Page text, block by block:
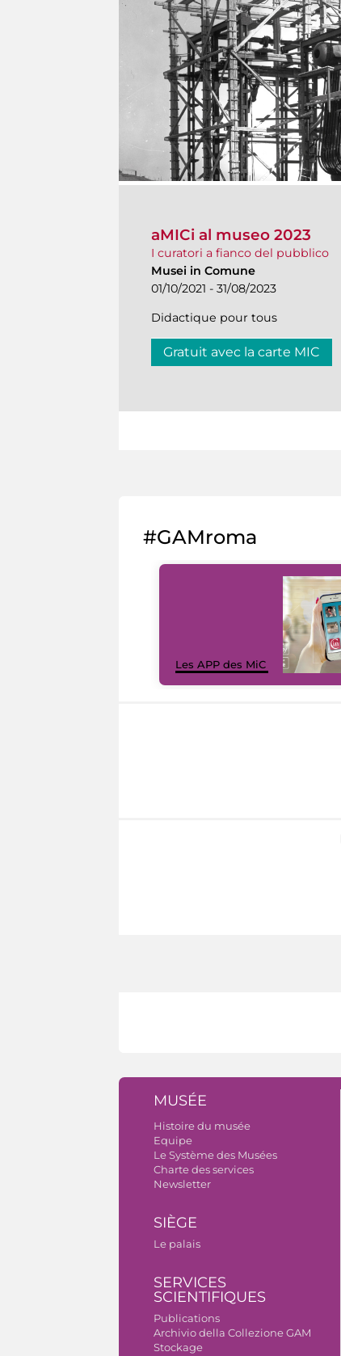
aMICi al museo 2023
I curatori a fianco del pubblico
Musei in Comune
01/10/2021 - 31/08/2023
Didactique pour tous
Gratuit avec la carte MIC
#GAMroma
Les APP des MiC
MUSÉE
Histoire du musée
Equipe
Le Système des Musées
Charte des services
Newsletter
SIÈGE
Le palais
SERVICES
SCIENTIFIQUES
Publications
Archivio della Collezione GAM
Stockage